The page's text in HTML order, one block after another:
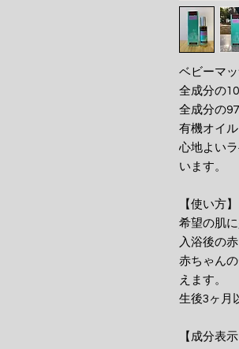
ベビーマ
全成分の
全成分の
有機オイル
心地よい
います。
【使い方】
希望の肌
入浴後の
赤ちゃん
えます。
生後3ヶ月
【成分表示